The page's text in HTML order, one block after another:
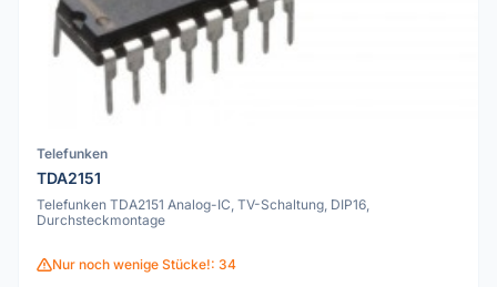
Telefunken
TDA2151
Telefunken TDA2151 Analog-IC, TV-Schaltung, DIP16,
Durchsteckmontage
Nur noch wenige Stücke!: 34